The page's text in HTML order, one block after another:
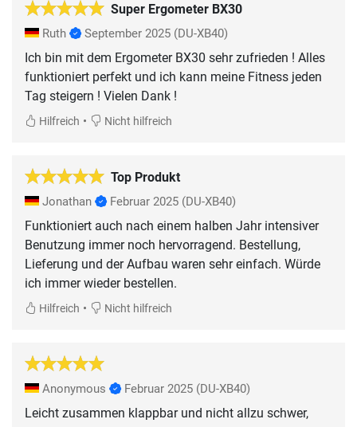
Super Ergometer BX30
Ruth September 2025 (DU-XB40)
Ich bin mit dem Ergometer BX30 sehr zufrieden ! Alles
funktioniert perfekt und ich kann meine Fitness jeden
Tag steigern ! Vielen Dank !
Hilfreich • Nicht hilfreich
Top Produkt
Jonathan Februar 2025 (DU-XB40)
Funktioniert auch nach einem halben Jahr intensiver
Benutzung immer noch hervorragend. Bestellung,
Lieferung und der Aufbau waren sehr einfach. Würde
ich immer wieder bestellen.
Hilfreich • Nicht hilfreich
Anonymous Februar 2025 (DU-XB40)
Leicht zusammen klappbar und nicht allzu schwer,